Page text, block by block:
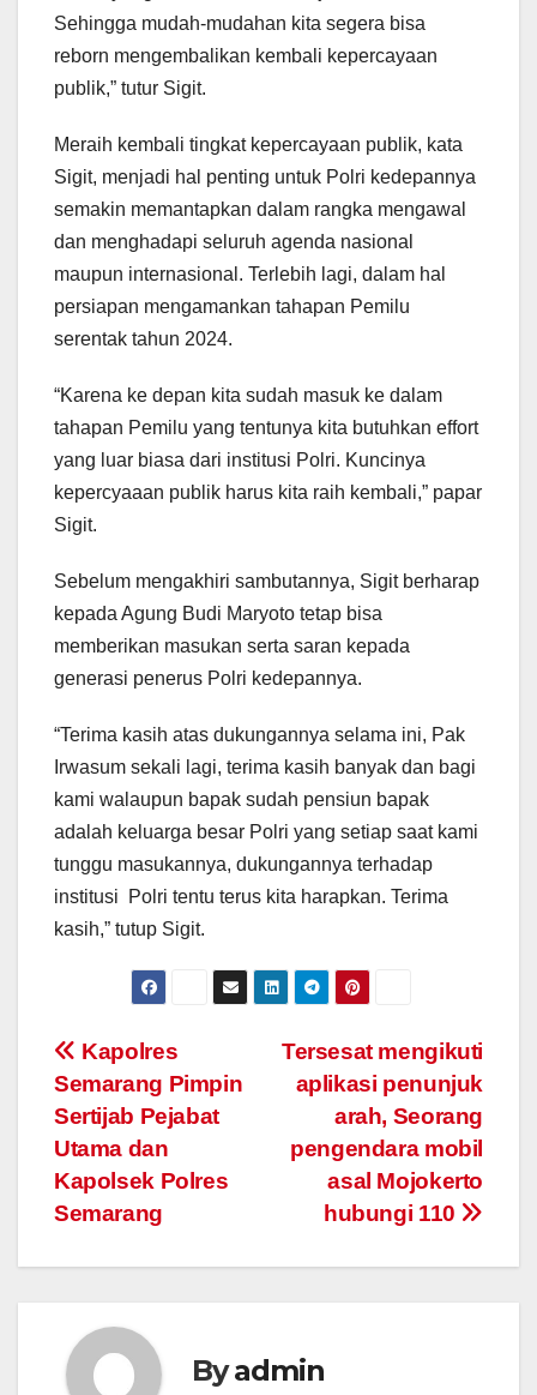
Sehingga mudah-mudahan kita segera bisa
reborn mengembalikan kembali kepercayaan
publik,” tutur Sigit.
Meraih kembali tingkat kepercayaan publik, kata
Sigit, menjadi hal penting untuk Polri kedepannya
semakin memantapkan dalam rangka mengawal
dan menghadapi seluruh agenda nasional
maupun internasional. Terlebih lagi, dalam hal
persiapan mengamankan tahapan Pemilu
serentak tahun 2024.
“Karena ke depan kita sudah masuk ke dalam
tahapan Pemilu yang tentunya kita butuhkan effort
yang luar biasa dari institusi Polri. Kuncinya
kepercyaaan publik harus kita raih kembali,” papar
Sigit.
Sebelum mengakhiri sambutannya, Sigit berharap
kepada Agung Budi Maryoto tetap bisa
memberikan masukan serta saran kepada
generasi penerus Polri kedepannya.
“Terima kasih atas dukungannya selama ini, Pak
Irwasum sekali lagi, terima kasih banyak dan bagi
kami walaupun bapak sudah pensiun bapak
adalah keluarga besar Polri yang setiap saat kami
tunggu masukannya, dukungannya terhadap
institusi Polri tentu terus kita harapkan. Terima
kasih,” tutup Sigit.
Post
navigation
Tersesat mengikuti
aplikasi penunjuk
arah, Seorang
pengendara mobil
asal Mojokerto
hubungi 110
Kapolres
Semarang Pimpin
Sertijab Pejabat
Utama dan
Kapolsek Polres
Semarang
Byadmin